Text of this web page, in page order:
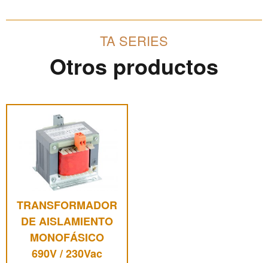
TA SERIES
Otros productos
TRANSFORMADOR
DE AISLAMIENTO
MONOFÁSICO
690V / 230Vac
tiene
múltiples
variantes.
Las
se
pueden
en
la